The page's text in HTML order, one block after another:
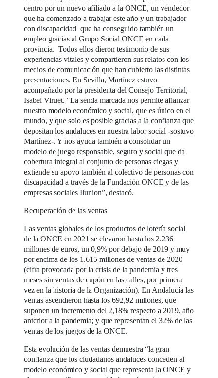
centro por un nuevo afiliado a la ONCE, un vendedor
que ha comenzado a trabajar este año y un trabajador
con discapacidad que ha conseguido también un
empleo gracias al Grupo Social ONCE en cada
provincia. Todos ellos dieron testimonio de sus
experiencias vitales y compartieron sus relatos con los
medios de comunicación que han cubierto las distintas
presentaciones. En Sevilla, Martínez estuvo
acompañado por la presidenta del Consejo Territorial,
Isabel Viruet. “La senda marcada nos permite afianzar
nuestro modelo económico y social, que es único en el
mundo, y que solo es posible gracias a la confianza que
depositan los andaluces en nuestra labor social -sostuvo
Martínez-. Y nos ayuda también a consolidar un
modelo de juego responsable, seguro y social que da
cobertura integral al conjunto de personas ciegas y
extiende su apoyo también al colectivo de personas con
discapacidad a través de la Fundación ONCE y de las
empresas sociales Ilunion”, destacó.
Recuperación de las ventas
Las ventas globales de los productos de lotería social
de la ONCE en 2021 se elevaron hasta los 2.236
millones de euros, un 0,9% por debajo de 2019 y muy
por encima de los 1.615 millones de ventas de 2020
(cifra provocada por la crisis de la pandemia y tres
meses sin ventas de cupón en las calles, por primera
vez en la historia de la Organización). En Andalucía las
ventas ascendieron hasta los 692,92 millones, que
suponen un incremento del 2,18% respecto a 2019, año
anterior a la pandemia; y que representan el 32% de las
ventas de los juegos de la ONCE.
Esta evolución de las ventas demuestra “la gran
confianza que los ciudadanos andaluces conceden al
modelo económico y social que representa la ONCE y